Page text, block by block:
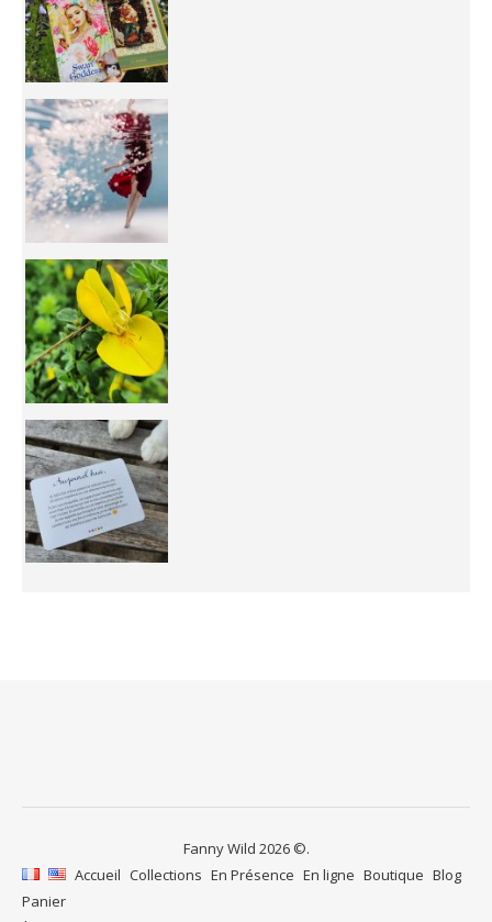
Fanny Wild 2026 ©.
Accueil Collections En Présence En ligne Boutique Blog
Panier